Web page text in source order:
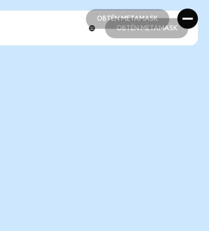
OBTÉN METAMASK
OBTÉN METAMASK
OBTÉN METAMASK